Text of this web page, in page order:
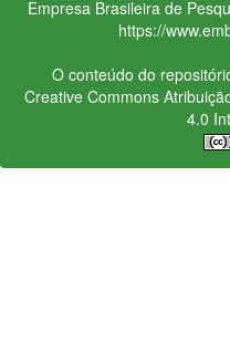
Empresa Brasileira de
https://
O conteúdo do
Creative Commons
4.0